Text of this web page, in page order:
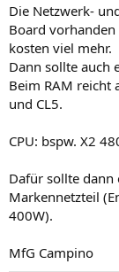
Die Netzwerk-
Board
kosten viel mehr.
Dann sollte auch
Beim RAM reicht
und CL5.
CPU: bspw. X2
Dafür sollte dann
Markennetzteil
400W).
MfG Campino